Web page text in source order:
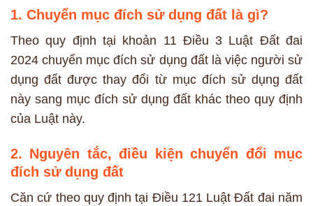
1. Chuyển mục đích sử dụng đất là gì?
Theo quy định tại khoản 11 Điều 3 Luật Đất đai
2024 chuyển mục đích sử dụng đất là việc người sử
dụng đất được thay đổi từ mục đích sử dụng đất
này sang mục đích sử dụng đất khác theo quy định
của Luật này.
2. Nguyên tắc, điều kiện chuyển đổi mục
đích sử dụng đất
Căn cứ theo quy định tại Điều 121 Luật Đất đai năm